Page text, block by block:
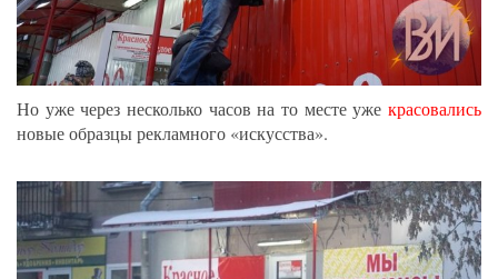
Но уже через несколько часов на то месте уже красовались
новые образцы рекламного «искусства».